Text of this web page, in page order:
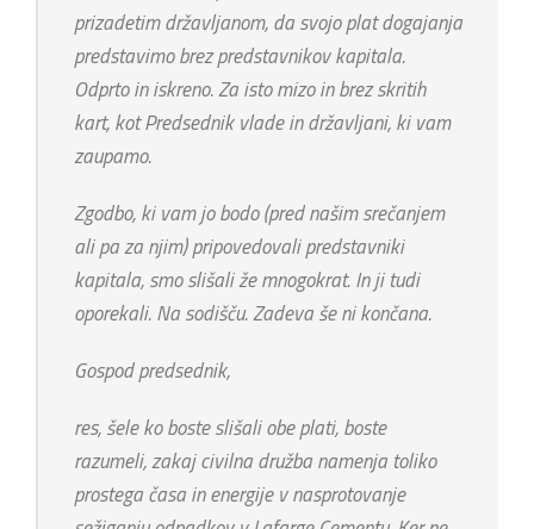
prizadetim državljanom, da svojo plat dogajanja
predstavimo brez predstavnikov kapitala.
Odprto in iskreno. Za isto mizo in brez skritih
kart, kot Predsednik vlade in državljani, ki vam
zaupamo.
Zgodbo, ki vam jo bodo (pred našim srečanjem
ali pa za njim) pripovedovali predstavniki
kapitala, smo slišali že mnogokrat. In ji tudi
oporekali. Na sodišču. Zadeva še ni končana.
Gospod predsednik,
res, šele ko boste slišali obe plati, boste
razumeli, zakaj civilna družba namenja toliko
prostega časa in energije v nasprotovanje